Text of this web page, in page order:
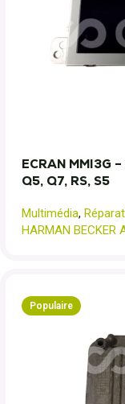
ECRAN MMI3G
Q5, Q7, RS, S5
Multimédia,
HARMAN BECKER
Populaire